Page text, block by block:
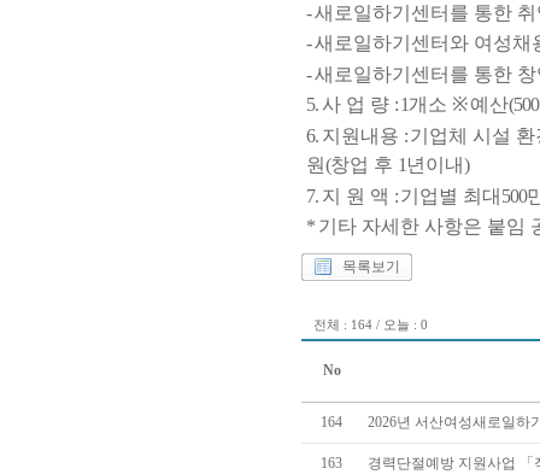
-새로일하기센터를 통한
-새로일하기센터와 여성채
-새로일하기센터를 통한
5. 사 업 량 : 1개소 ※예산(500
6. 지원내용 :기업체 시설
원(창업 후 1 년이내)
7. 지 원 액 :기업별 최대 500
* 기타 자세한 사항은 붙임
목록보기
전체 : 164 / 오늘 : 0
No
164 2026년 서산여성새로일하
163 경력단절예방 지원사업 「